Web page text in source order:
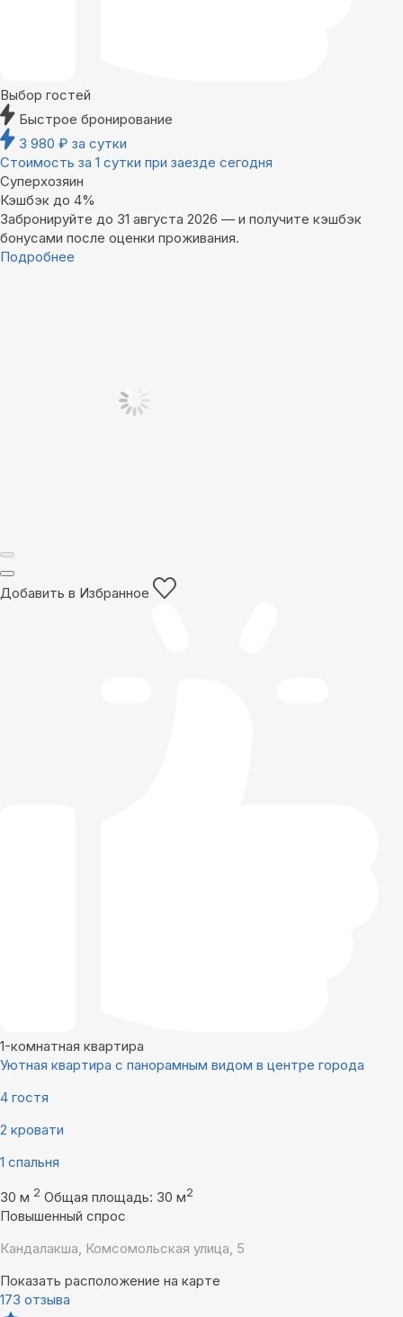
Выбор гостей
Быстрое бронирование
3 980 ₽ за сутки
Стоимость за 1 сутки при заезде сегодня
Суперхозяин
Кэшбэк до 4%
Забронируйте до 31 августа 2026 — и получите кэшбэк
бонусами после оценки проживания.
Подробнее
Добавить в Избранное
1-комнатная квартира
Уютная квартира с панорамным видом в центре города
4 гостя
2 кровати
1 спальня
30 м 2 Общая площадь: 30 м2
Повышенный спрос
Кандалакша, Комсомольская улица, 5
Показать расположение на карте
173 отзыва